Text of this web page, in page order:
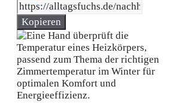
Kopieren